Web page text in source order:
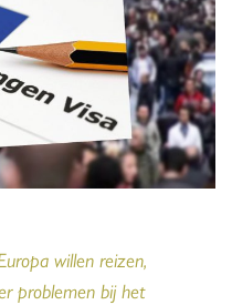
willen reizen,
problemen bij het